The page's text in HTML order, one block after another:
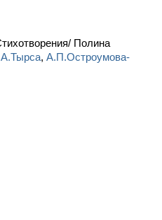
Полина
, А.П.Остроумова-